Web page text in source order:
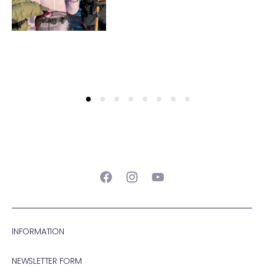
INFORMATION
NEWSLETTER FORM